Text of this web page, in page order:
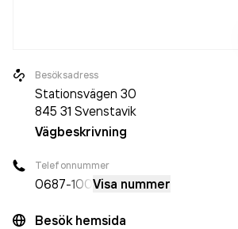
Besöksadress
Stationsvägen 30
845 31 Svenstavik
Vägbeskrivning
Telefonnummer
0687-100Visa nummer
Besök hemsida